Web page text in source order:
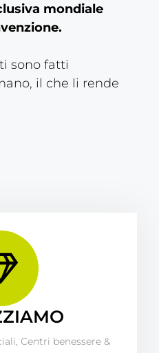
mondiale
sono fatti
il che li rende
Centri benessere &